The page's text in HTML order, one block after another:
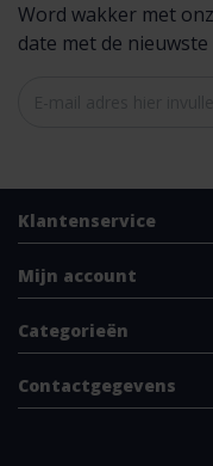
Word wakker met
date met de
Klantenservice
Mijn account
Categorieën
Contactgegevens